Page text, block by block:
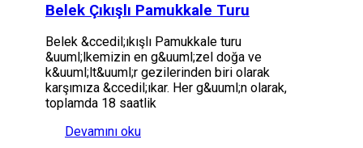
Belek Çıkışlı Pamukkale Turu
Belek &ccedil;ıkışlı Pamukkale turu
&uuml;lkemizin en g&uuml;zel doğa ve
k&uuml;lt&uuml;r gezilerinden biri olarak
karşımıza &ccedil;ıkar. Her g&uuml;n olarak,
toplamda 18 saatlik
Devamını oku